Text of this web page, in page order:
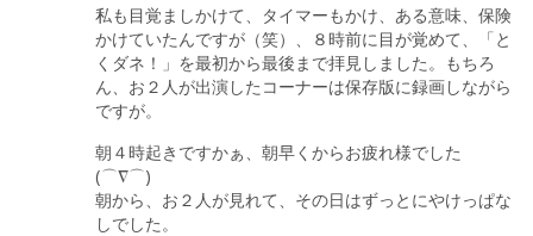
私も目覚ましかけて、タイマーもかけ、ある意味、保険
かけていたんですが（笑）、８時前に目が覚めて、「と
くダネ！」を最初から最後まで拝見しました。もちろ
ん、お２人が出演したコーナーは保存版に録画しながら
ですが。
朝４時起きですかぁ、朝早くからお疲れ様でした
(⌒∇⌒)
朝から、お２人が見れて、その日はずっとにやけっぱな
しでした。